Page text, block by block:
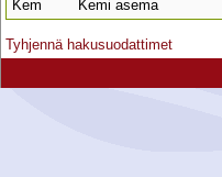
Kem Kemi asema
Tyhjennä hakusuodattimet